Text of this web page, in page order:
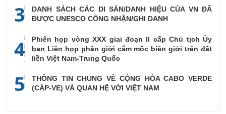
3
DANH SÁCH CÁC DI SẢN/DANH HIỆU CỦA VN ĐÃ
ĐƯỢC UNESCO CÔNG NHẬN/GHI DANH
4
Phiên họp vòng XXX giai đoạn II cấp Chủ tịch Ủy
ban Liên họp phân giới cắm mốc biên giới trên đất
liền Việt Nam-Trung Quốc
5
THÔNG TIN CHUNG VỀ CỘNG HÒA CABO VERDE
(CÁP-VE) VÀ QUAN HỆ VỚI VIỆT NAM